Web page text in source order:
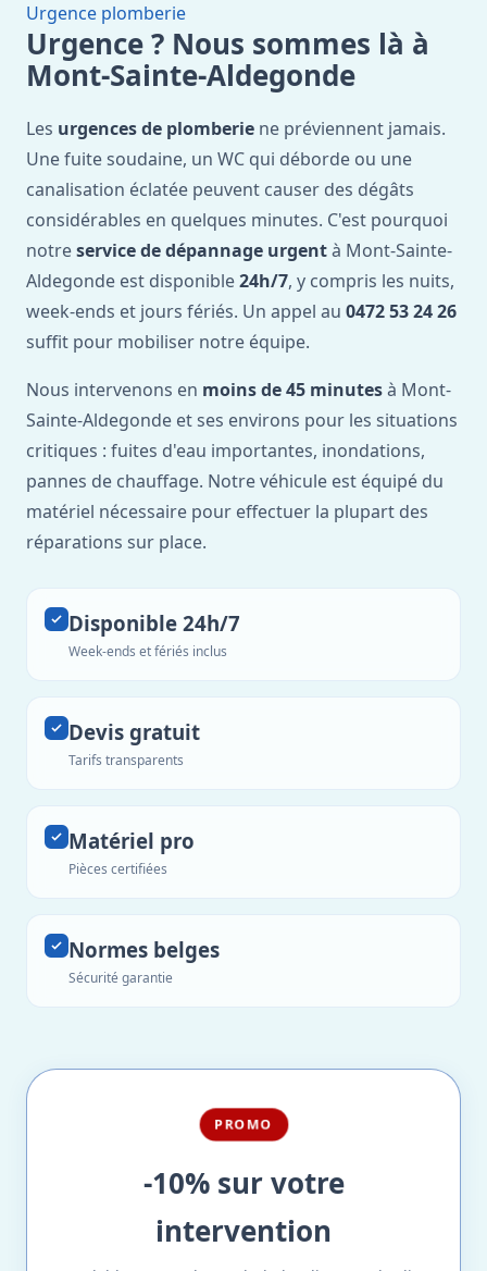
Urgence plomberie
Urgence ? Nous sommes là à
Mont-Sainte-Aldegonde
Les urgences de plomberie ne préviennent jamais.
Une fuite soudaine, un WC qui déborde ou une
canalisation éclatée peuvent causer des dégâts
considérables en quelques minutes. C'est pourquoi
notreservice de dépannage urgentà Mont-Sainte-
Aldegonde est disponible24h/7, y compris les nuits,
week-ends et jours fériés. Un appel au 0472 53 24 26
suffit pour mobiliser notre équipe.
Nous intervenons en moins de 45 minutesà Mont-
Sainte-Aldegonde et ses environs pour les situations
critiques : fuites d'eau importantes, inondations,
pannes de chauffage. Notre véhicule est équipé du
matériel nécessaire pour effectuer la plupart des
réparations sur place.
Disponible 24h/7
Week-ends et fériés inclus
Devis gratuit
Tarifs transparents
Matériel pro
Pièces certifiées
Normes belges
Sécurité garantie
PROMO
-10% sur votre
intervention